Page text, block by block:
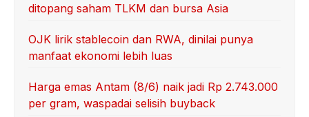
ditopang saham TLKM dan bursa Asia
OJK lirik stablecoin dan RWA, dinilai punya
manfaat ekonomi lebih luas
Harga emas Antam (8/6) naik jadi Rp 2.743.000
per gram, waspadai selisih buyback